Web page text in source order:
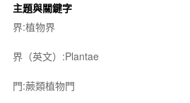
主題與關鍵字
界:植物界
界（英文）:Plantae
門:蕨類植物門